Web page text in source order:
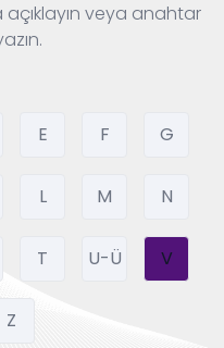
açıklayın veya anahtar
E F G
L M N
T U-Ü V
Z